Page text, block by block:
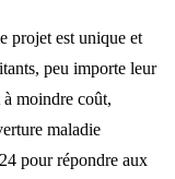
projet est unique et
peu importe leur
à moindre coût,
maladie
pour répondre aux